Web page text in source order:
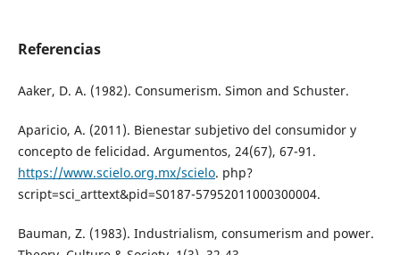
Referencias
Aaker, D. A. (1982). Consumerism. Simon and Schuster.
Aparicio, A. (2011). Bienestar subjetivo del consumidor y
concepto de felicidad. Argumentos, 24(67), 67-91.
https://www.scielo.org.mx/scielo. php?
script=sci_arttext&pid=S0187-57952011000300004.
Bauman, Z. (1983). Industrialism, consumerism and power.